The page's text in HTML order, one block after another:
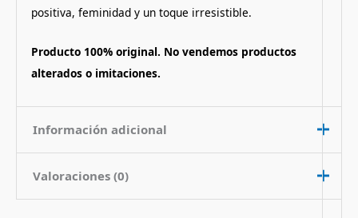
positiva, feminidad y un toque irresistible.
Producto 100% original. No vendemos productos
alterados o imitaciones.
Información adicional
Contenido
Valoraciones (0)